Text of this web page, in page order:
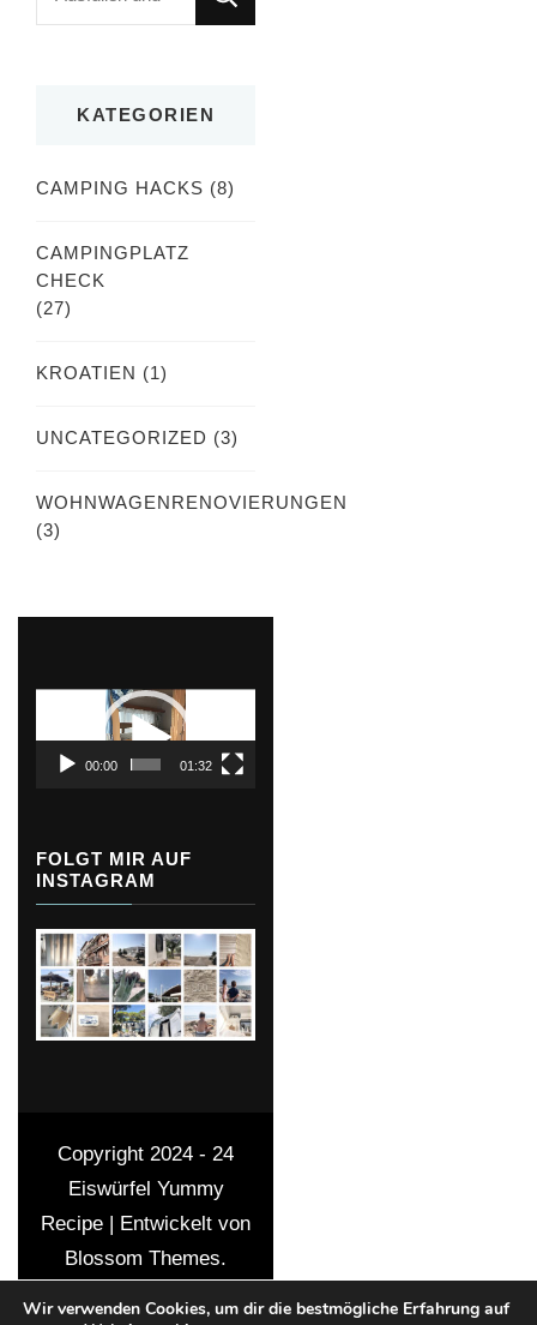
du
etwas?KATEGORIEN
CAMPING HACKS (8)
CAMPINGPLATZ
CHECK
(27)
KROATIEN (1)
UNCATEGORIZED (3)
WOHNWAGENRENOVIERUNGEN
(3)
Player
00:00 01:32
FOLGT MIR AUF
INSTAGRAM
Copyright 2024 - 24
Eiswürfel Yummy
Recipe | Entwickelt von
Blossom Themes.
Wir verwenden Cookies, um dir die bestmögliche Erfahrung auf